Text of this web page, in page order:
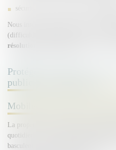
sécurisation de la conclusion d’
Nous intervenons également sur l’
(difficultés d’exécution,
résolution des différends
Protéger et valoriser votre
public et domaine privé
Mobiliser vos biens sans
La propriété immobilière des
quotidien. Au-delà du domaine public,
basculent vers un régime de